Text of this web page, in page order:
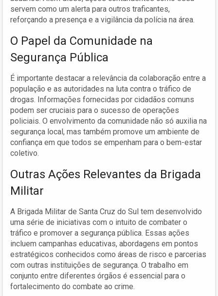
servem como um alerta para outros traficantes,
reforçando a presença e a vigilância da polícia na área.
O Papel da Comunidade na
Segurança Pública
É importante destacar a relevância da colaboração entre a
população e as autoridades na luta contra o tráfico de
drogas. Informações fornecidas por cidadãos comuns
podem ser cruciais para o sucesso de operações
policiais. O envolvimento da comunidade não só auxilia na
segurança local, mas também promove um ambiente de
confiança em que todos se empenham para o bem-estar
coletivo.
Outras Ações Relevantes da Brigada
Militar
A Brigada Militar de Santa Cruz do Sul tem desenvolvido
uma série de iniciativas com o intuito de combater o
tráfico e promover a segurança pública. Essas ações
incluem campanhas educativas, abordagens em pontos
estratégicos conhecidos como áreas de risco e parcerias
com outras instituições de segurança. O trabalho em
conjunto entre diferentes órgãos é essencial para o
fortalecimento do combate ao crime.